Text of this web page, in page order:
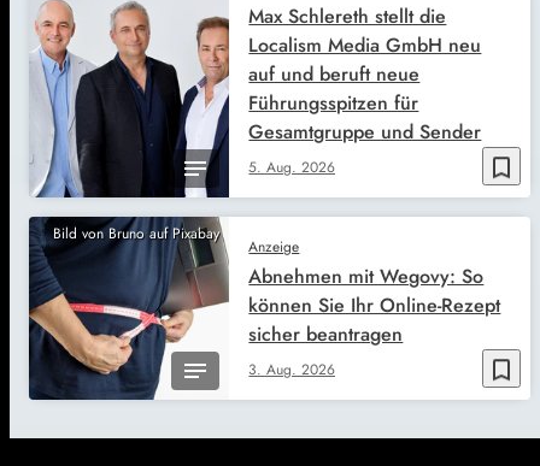
bookmark_border
5. Aug. 2026
Max Schlereth stellt die
Localism Media GmbH neu
auf und beruft neue
Führungsspitzen für
Gesamtgruppe und Sender
Bild von Bruno auf Pixabay
bookmark_border
Anzeige
3. Aug. 2026
Abnehmen mit Wegovy: So
können Sie Ihr Online-Rezept
sicher beantragen